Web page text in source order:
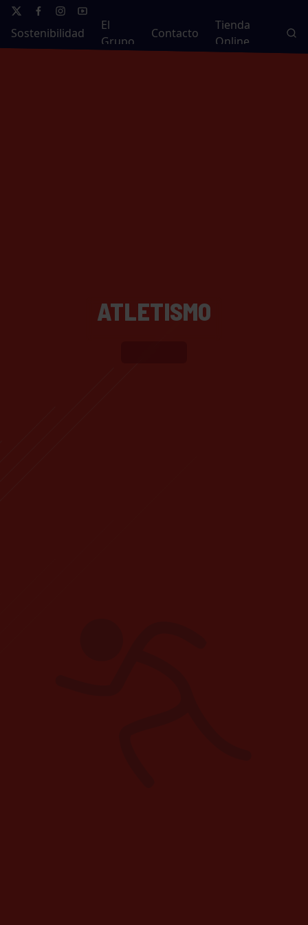
Sostenibilidad
El
Grupo
Contacto
Tienda
Online
ATLETISMO